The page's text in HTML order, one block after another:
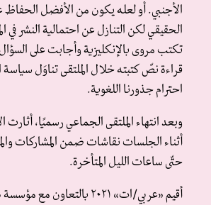
الأجنبي. أو لعله يكون من الأفضل
الحقيقي لكن التنازل عن احتمالية النشر في
تكتب مروى بالإنكليزية وأجابت على
قراءة نصّ كتبته خلال الملتقى تناوَل سياسة
احترام جذورنا اللغوية.
وبعد انتهاء الملتقى الجماعي رسميًا، أثارت
أثناء الجلسات نقاشات ضمن المشاركات
حتّى ساعات الليل المتأخرة.
أقيم «عربي/ات» ٢٠٢١ بالتعاون